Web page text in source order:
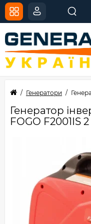
Генератори
Генератор
FOGO F2001IS